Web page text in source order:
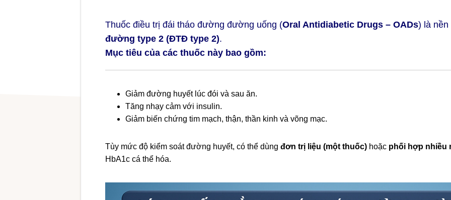
Thuốc điều trị đái tháo đường đường uống (Oral Antidiabetic Drugs – OADs) là
đường type 2 (ĐTĐ type 2).
Mục tiêu của các thuốc này bao gồm:
Giảm đường huyết lúc đói và sau ăn.
Tăng nhạy cảm với insulin.
Giảm biến chứng tim mạch, thận, thần kinh và võng mạc.
Tùy mức độ kiểm soát đường huyết, có thể dùng đơn trị liệu (một thuốc) hoặc phối hợp nhiều
HbA1c cá thể hóa.